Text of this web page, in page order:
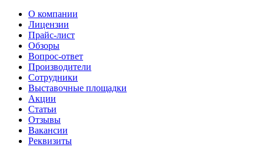
О компании
Лицензии
Прайс-лист
Обзоры
Вопрос-ответ
Производители
Сотрудники
Выставочные площадки
Акции
Статьи
Отзывы
Вакансии
Реквизиты